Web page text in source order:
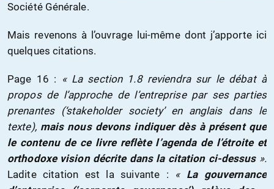
Société Générale.
Mais revenons à l’ouvrage lui-même dont j’apporte ici
quelques citations.
Page 16 : « La section 1.8 reviendra sur le débat à
propos de l’approche de l’entreprise par ses parties
prenantes (‘stakeholder society’ en anglais dans le
texte), mais nous devons indiquer dès à présent que
le contenu de ce livre reflète l’agenda de l’étroite et
orthodoxe vision décrite dans la citation ci-dessus».
Ladite citation est la suivante : « La gouvernance